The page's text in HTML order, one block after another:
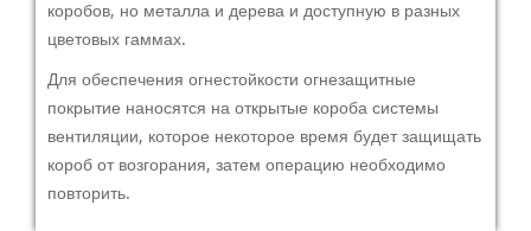
коробов, но металла и дерева и доступную в разных
цветовых гаммах.
Для обеспечения огнестойкости огнезащитные
покрытие наносятся на открытые короба системы
вентиляции, которое некоторое время будет защищать
короб от возгорания, затем операцию необходимо
повторить.